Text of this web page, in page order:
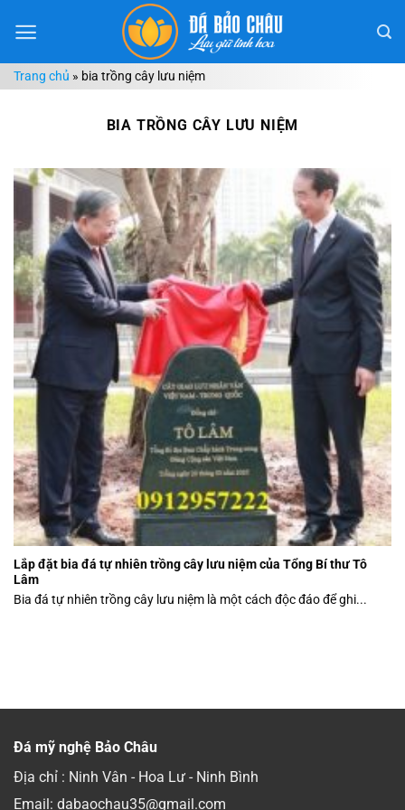
đến
dungTrang chủ » bia trồng cây lưu niệm
BIA TRỒNG CÂY LƯU NIỆM
Lắp đặt bia đá tự nhiên trồng cây lưu niệm của Tổng Bí thư Tô
Lâm
Bia đá tự nhiên trồng cây lưu niệm là một cách độc đáo để ghi...
Đá mỹ nghệ Bảo Châu
Địa chỉ : Ninh Vân - Hoa Lư - Ninh Bình
Email: dabaochau35@gmail.com